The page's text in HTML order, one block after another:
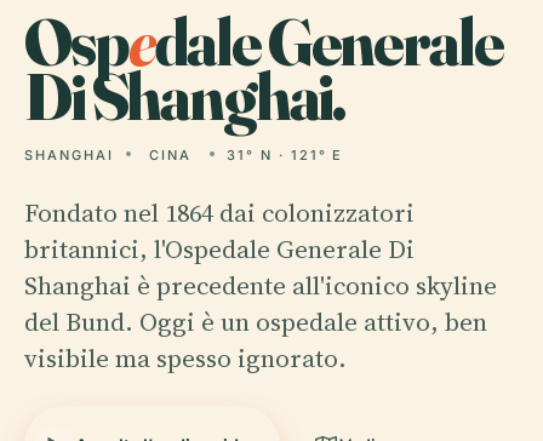
Ospedale Generale
Di Shanghai.
SHANGHAI CINA 31° N · 121° E
Fondato nel 1864 dai colonizzatori
britannici, l'Ospedale Generale Di
Shanghai è precedente all'iconico skyline
del Bund. Oggi è un ospedale attivo, ben
visibile ma spesso ignorato.